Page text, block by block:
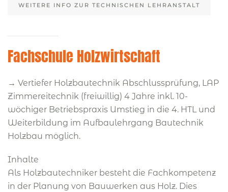
WEITERE INFO ZUR TECHNISCHEN LEHRANSTALT
Fachschule Holzwirtschaft
→ Vertiefer Holzbautechnik Abschlussprüfung, LAP
Zimmereitechnik (freiwillig) 4 Jahre inkl. 10-
wöchiger Betriebspraxis Umstieg in die 4. HTL und
Weiterbildung im Aufbaulehrgang Bautechnik
Holzbau möglich.
Inhalte
Als Holzbautechniker besteht die Fachkompetenz
in der Planung von Bauwerken aus Holz. Dies